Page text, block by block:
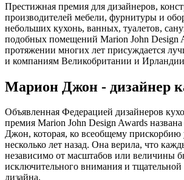
Престижная премия для дизайнеров,
производителей мебели, фурнитуры и
небольших кухонь, ванных, туалетов,
подобных помещений Marion John Design
протяжении многих лет присуждается
и компаниям Великобритании и
Марион Джон - дизайнер
Объявленная Федерацией дизайнеров
премия Marion John Design Awards
Джон, которая, ко всеобщему прискорбию
несколько лет назад. Она верила, что
независимо от масштабов или величины
исключительного внимания и тщательной
дизайна.